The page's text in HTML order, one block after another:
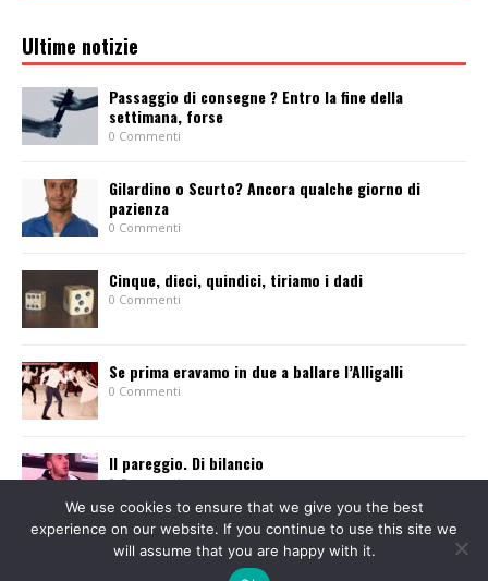
Ultime notizie
Passaggio di consegne ? Entro la fine della
settimana, forse
0 Commenti
Gilardino o Scurto? Ancora qualche giorno di
pazienza
0 Commenti
Cinque, dieci, quindici, tiriamo i dadi
0 Commenti
Se prima eravamo in due a ballare l’Alligalli
0 Commenti
Il pareggio. Di bilancio
0 Commenti
We use cookies to ensure that we give you the best
experience on our website. If you continue to use this site we
will assume that you are happy with it.